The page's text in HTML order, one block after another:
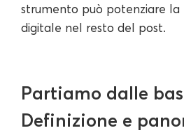
strumento può potenziare la
digitale nel resto del post.
Partiamo dalle
Definizione e